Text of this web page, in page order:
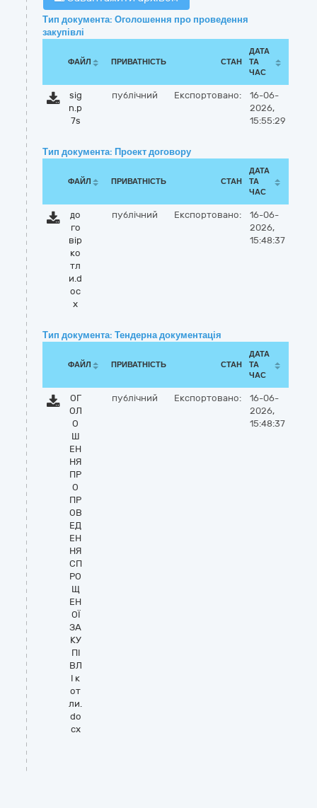
Тип документа: Оголошення про проведення
закупівлі
ФАЙЛ ПРИВАТНІСТЬ СТАН
ДАТА
ТА
ЧАС
sig
n.p
7s
публічний Експортовано:
16-06-
2026,
15:55:29
Тип документа: Проект договору
ФАЙЛ ПРИВАТНІСТЬ СТАН
ДАТА
ТА
ЧАС
до
го
вір
ко
тл
и.d
oc
x
публічний Експортовано:
16-06-
2026,
15:48:37
Тип документа: Тендерна документація
ФАЙЛ ПРИВАТНІСТЬ СТАН
ДАТА
ТА
ЧАС
ОГ
ОЛ
О
Ш
ЕН
НЯ
ПР
О
ПР
ОВ
ЕД
ЕН
НЯ
СП
РО
Щ
ЕН
ОЇ
ЗА
КУ
ПІ
ВЛ
І к
от
ли.
do
cx
публічний Експортовано:
16-06-
2026,
15:48:37